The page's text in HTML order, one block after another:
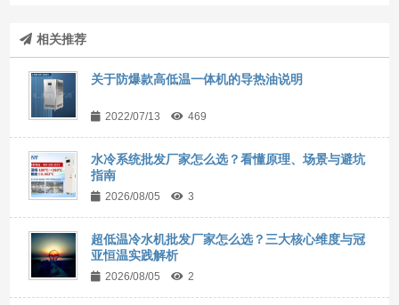
相关推荐
关于防爆款高低温一体机的导热油说明
2022/07/13 469
水冷系统批发厂家怎么选？看懂原理、场景与避坑
指南
2026/08/05 3
超低温冷水机批发厂家怎么选？三大核心维度与冠
亚恒温实践解析
2026/08/05 2